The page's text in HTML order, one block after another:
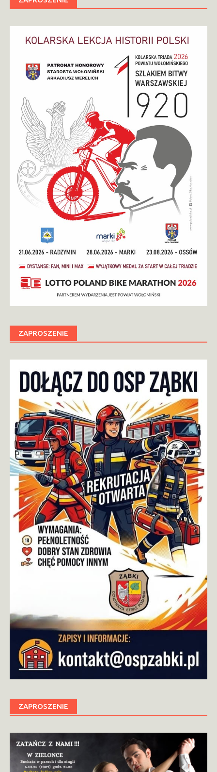
ZAPROSZENIE
ZAPROSZENIE